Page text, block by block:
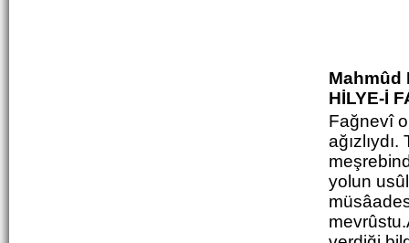
Mahmûd
HİLYE-İ
Fağnevî
yolun